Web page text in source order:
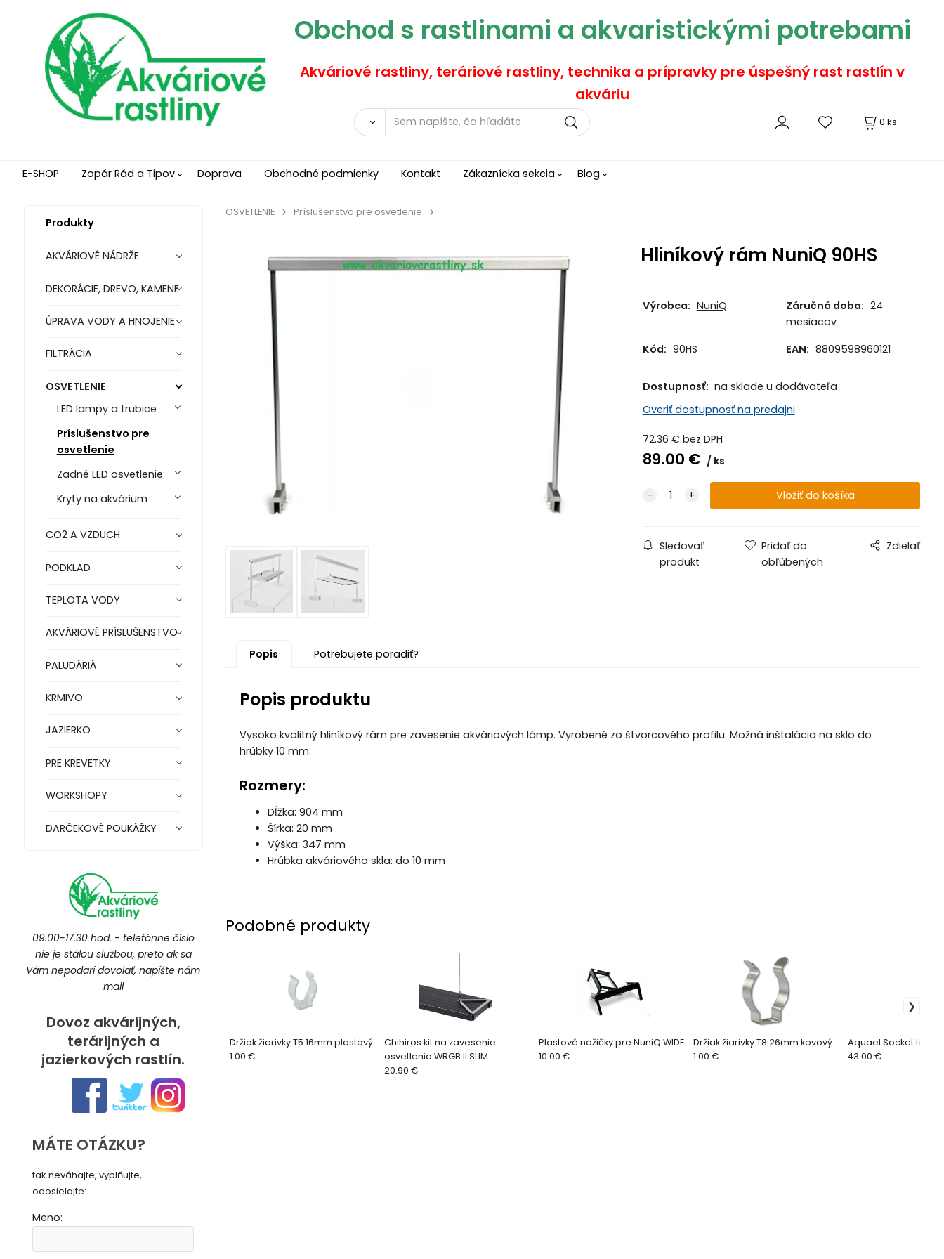
Obchod s rastlinami a akvaristickými potrebami
Akváriové rastliny, teráriové rastliny, technika a prípravky pre úspešný rast rastlín v
akváriu
0 ks
E-SHOP Zopár Rád a Tipov Doprava Obchodné podmienky Kontakt Zákaznícka sekcia Blog
Produkty
AKVÁRIOVÉ NÁDRŽE
DEKORÁCIE, DREVO, KAMENE
ÚPRAVA VODY A HNOJENIE
FILTRÁCIA
OSVETLENIE
LED lampy a trubice
Príslušenstvo pre
osvetlenie
Zadné LED osvetlenie
Kryty na akvárium
CO2 A VZDUCH
PODKLAD
TEPLOTA VODY
AKVÁRIOVÉ PRÍSLUŠENSTVO
PALUDÁRIÁ
KRMIVO
JAZIERKO
PRE KREVETKY
WORKSHOPY
DARČEKOVÉ POUKÁŽKY
09.00-17.30 hod. - telefónne číslo
nie je stálou službou, preto ak sa
Vám nepodarí dovolať, napíšte nám
mail
Dovoz akvárijných,
terárijných a
jazierkových rastlín.
MÁTE OTÁZKU?
tak neváhajte, vyplňujte,
odosielajte:
Meno:
OSVETLENIE Príslušenstvo pre osvetlenie
Hliníkový rám NuniQ 90HS
Výrobca: NuniQ Záručná doba: 24
mesiacov
Kód: 90HS EAN: 8809598960121
Dostupnosť: na sklade u dodávateľa
Overiť dostupnosť na predajni
72.36 € bez DPH
89.00 € ks
Sledovať
produkt
Pridať do
obľúbených
Zdielať
Popis Potrebujete poradiť?
Popis produktu
Vysoko kvalitný hliníkový rám pre zavesenie akváriových lámp. Vyrobené zo štvorcového profilu. Možná inštalácia na sklo do
hrúbky 10 mm.
Rozmery:
Dĺžka: 904 mm
Šírka: 20 mm
Výška: 347 mm
Hrúbka akváriového skla: do 10 mm
Podobné produkty
Držiak žiarivky T5 16mm plastový
1.00 €
Chihiros kit na zavesenie
osvetlenia WRGB II SLIM
20.90 €
Plastové nožičky pre NuniQ WIDE
10.00 €
Držiak žiarivky T8 26mm kovový
1.00 €
Aquael Socket Link
43.00 €